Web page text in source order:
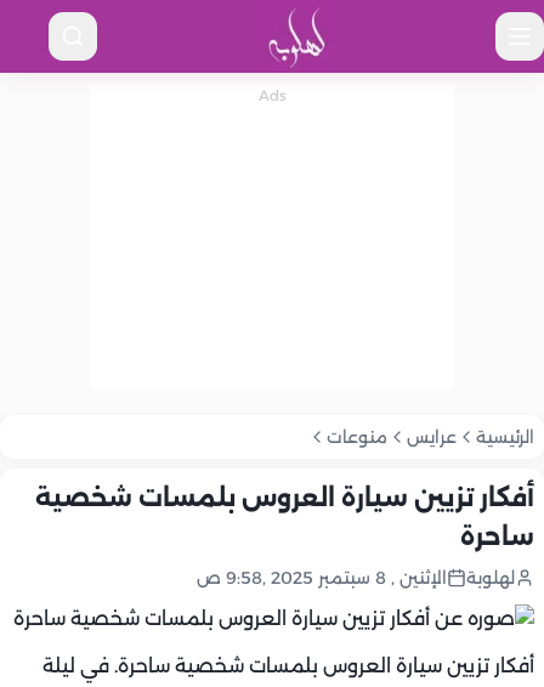
الرئيسية عرايس منوعات
أفكار تزيين سيارة العروس بلمسات شخصية
ساحرة
لهلوبة الإثنين , 8 سبتمبر 2025 ,9:58 ص
أفكار تزيين سيارة العروس بلمسات شخصية ساحرة. في ليلة